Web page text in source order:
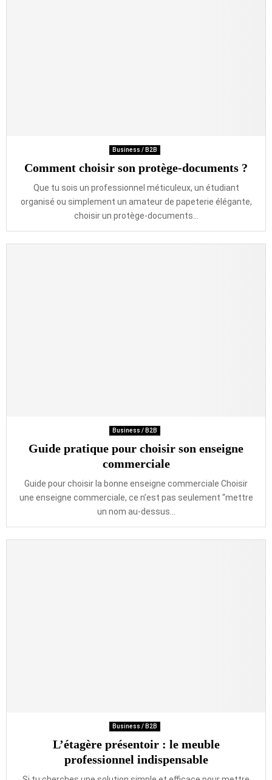
Business / B2B
Comment choisir son protège-documents ?
Que tu sois un professionnel méticuleux, un étudiant
organisé ou simplement un amateur de papeterie élégante,
choisir un protège-documents...
Business / B2B
Guide pratique pour choisir son enseigne
commerciale
Guide pour choisir la bonne enseigne commerciale Choisir
une enseigne commerciale, ce n’est pas seulement “mettre
un nom au-dessus...
Business / B2B
L’étagère présentoir : le meuble
professionnel indispensable